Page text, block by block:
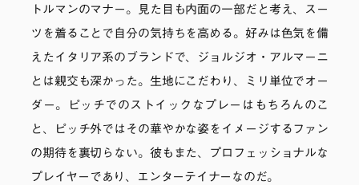
トルマンのマナー。見た目も内面の一部だと考え、スー
ツを着ることで自分の気持ちを高める。好みは色気を備
えたイタリア系のブランドで、ジョルジオ・アルマーニ
とは親交も深かった。生地にこだわり、ミリ単位でオー
ダー。ピッチでのストイックなプレーはもちろんのこ
と、ピッチ外ではその華やかな姿をイメージするファン
の期待を裏切らない。彼もまた、プロフェッショナルな
プレイヤーであり、エンターテイナーなのだ。